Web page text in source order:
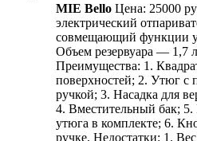
MIE Bello Цена: 25000
электрический
совмещающий функции
Объем резервуара — 1,7
Преимущества: 1.
поверхностей; 2. Утюг с
ручкой; 3. Насадка для
4. Вместительный бак;
утюга в комплекте; 6.
ручке. Недостатки: 1.